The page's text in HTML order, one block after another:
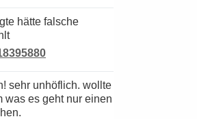
was es geht nur einen